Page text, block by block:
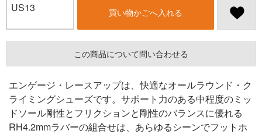
US13 買い物かごへ入れる
この商品について問い合わせる
エンゲージ・レースアップは、快適なオールラウンド・ク
ライミングシューズです。サポート力のある中程度のミッ
ドソール剛性とフリクションと剛性のバランスに優れる
RH4.2mmラバーの組合せは、あらゆるシーンでフットホ